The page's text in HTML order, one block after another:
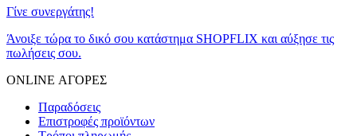
Γίνε συνεργάτης!
Άνοιξε τώρα το δικό σου κατάστημα SHOPFLIX και αύξησε τις
πωλήσεις σου.
ONLINE ΑΓΟΡΕΣ
Παραδόσεις
Επιστροφές προϊόντων